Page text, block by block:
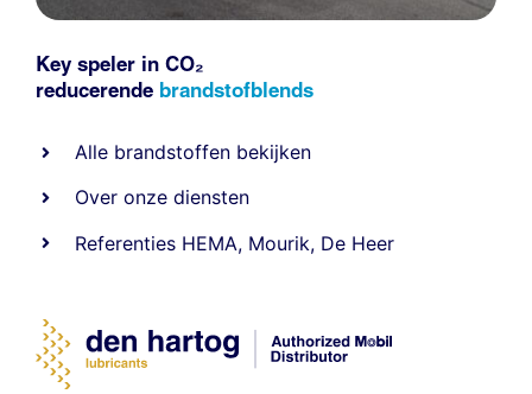
Key speler in CO₂
reducerende brandstofblends
Alle brandstoffen bekijken
Over onze diensten
Referenties HEMA, Mourik, De Heer